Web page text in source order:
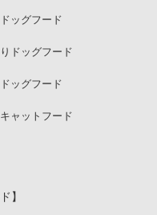
ッグフード
ドッグフード
ッグフード
ャットフード
】